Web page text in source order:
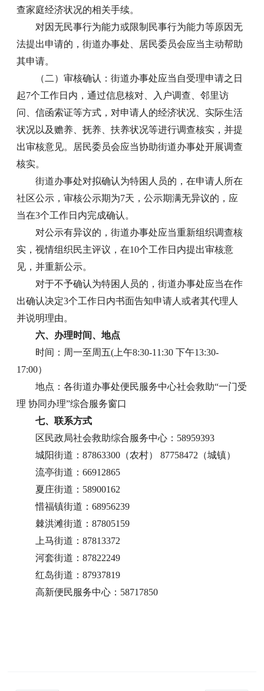
查家庭经济状况的相关手续。
对因无民事行为能力或限制民事行为能力等原因无
法提出申请的，街道办事处、居民委员会应当主动帮助
其申请。
（二）审核确认：街道办事处应当自受理申请之日
起7个工作日内，通过信息核对、入户调查、邻里访
问、信函索证等方式，对申请人的经济状况、实际生活
状况以及赡养、抚养、扶养状况等进行调查核实，并提
出审核意见。居民委员会应当协助街道办事处开展调查
核实。
街道办事处对拟确认为特困人员的，在申请人所在
社区公示，审核公示期为7天，公示期满无异议的，应
当在3个工作日内完成确认。
对公示有异议的，街道办事处应当重新组织调查核
实，视情组织民主评议，在10个工作日内提出审核意
见，并重新公示。
对于不予确认为特困人员的，街道办事处应当在作
出确认决定3个工作日内书面告知申请人或者其代理人
并说明理由。
六、办理时间、地点
时间：周一至周五(上午8:30-11:30 下午13:30-
17:00）
地点：各街道办事处便民服务中心社会救助“一门受
理 协同办理”综合服务窗口
七、联系方式
区民政局社会救助综合服务中心：58959393
城阳街道：87863300（农村） 87758472（城镇）
流亭街道：66912865
夏庄街道：58900162
惜福镇街道：68956239
棘洪滩街道：87805159
上马街道：87813372
河套街道：87822249
红岛街道：87937819
高新便民服务中心：58717850